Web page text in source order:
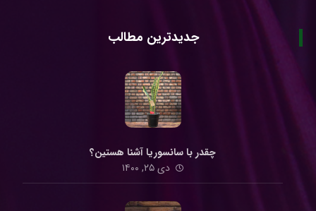
جدیدترین مطالب
چقدر با سانسوریا آشنا هستین؟
دی ۲۵, ۱۴۰۰